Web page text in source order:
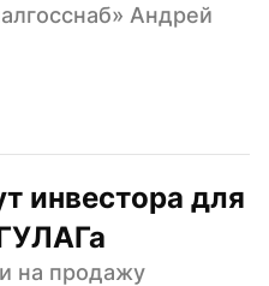
Андрей
инвестора для
на продажу